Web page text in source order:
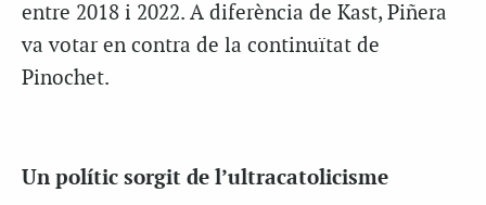
entre 2018 i 2022. A diferència de Kast, Piñera
va votar en contra de la continuïtat de
Pinochet.
Un polític sorgit de l’ultracatolicisme